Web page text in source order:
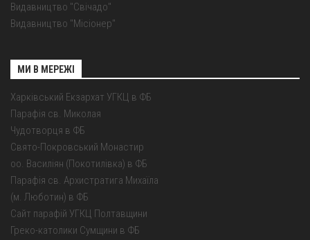
Видавництво "Свічадо"
Видавництво "Місіонер"
МИ В МЕРЕЖІ
Харківський Екзархат УГКЦ в ФБ
Парафія св. Миколая
Чудотворця в ФБ
Свято-Покровський Монастир
оо. Василіян (Покотилівка) в ФБ
Парафія св. Архистратига Михаїла
(м. Люботин) в ФБ
Сайт парафій УГКЦ Полтавщини
Греко-католики Сумщини в ФБ